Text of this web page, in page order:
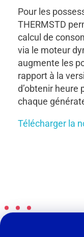
Pour les
THERMSTD
calcul de
via le moteur
augmente les
rapport à la
d’obtenir heure
chaque
Télécharger la